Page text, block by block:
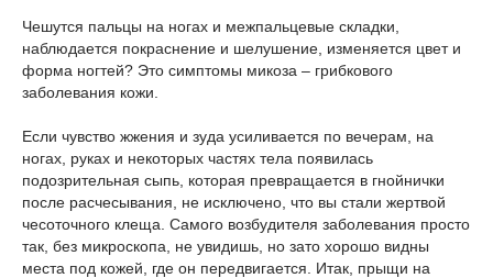
Чешутся пальцы на ногах и межпальцевые складки,
наблюдается покраснение и шелушение, изменяется цвет и
форма ногтей? Это симптомы микоза – грибкового
заболевания кожи.
Если чувство жжения и зуда усиливается по вечерам, на
ногах, руках и некоторых частях тела появилась
подозрительная сыпь, которая превращается в гнойнички
после расчесывания, не исключено, что вы стали жертвой
чесоточного клеща. Самого возбудителя заболевания просто
так, без микроскопа, не увидишь, но зато хорошо видны
места под кожей, где он передвигается. Итак, прыщи на